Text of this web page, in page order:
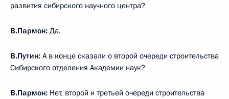
развития сибирского научного центра?
В.Пармон: Да.
В.Путин: А в конце сказали о второй очереди строительства
Сибирского отделения Академии наук?
В.Пармон: Нет, второй и третьей очереди строительства